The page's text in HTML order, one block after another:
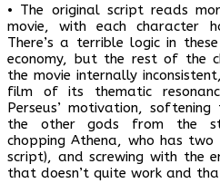
• The original script reads
movie, with each character
There’s a terrible logic in
economy, but the rest of the
the movie internally
film of its thematic
Perseus’ motivation,
the other gods from the
chopping Athena, who has two
script), and screwing with
that doesn’t quite work and